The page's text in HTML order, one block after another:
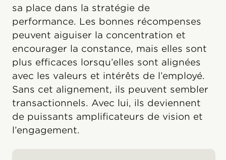
sa place dans la stratégie de
performance. Les bonnes récompenses
peuvent aiguiser la concentration et
encourager la constance, mais elles sont
plus efficaces lorsqu’elles sont alignées
avec les valeurs et intérêts de l’employé.
Sans cet alignement, ils peuvent sembler
transactionnels. Avec lui, ils deviennent
de puissants amplificateurs de vision et
l’engagement.